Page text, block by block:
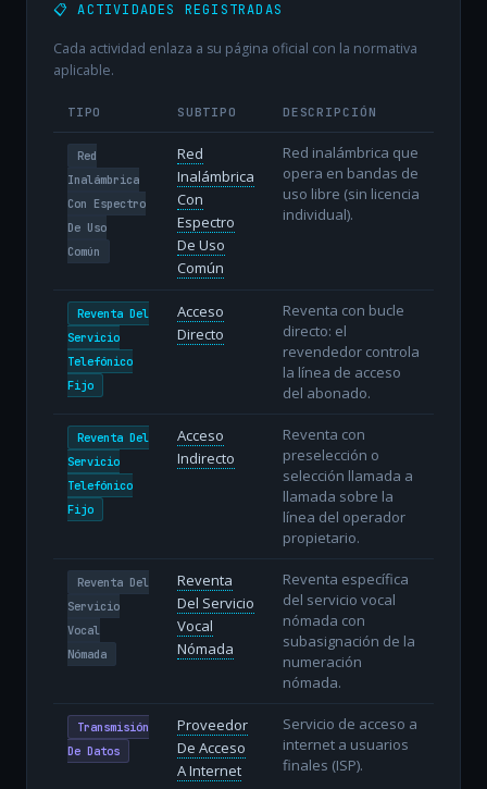
📋 ACTIVIDADES REGISTRADAS
Cada actividad enlaza a su página oficial con la normativa
aplicable.
TIPO SUBTIPO DESCRIPCIÓN
Red
Inalámbrica
Con Espectro
De Uso
Común
Red
Inalámbrica
Con
Espectro
De Uso
Común
Red inalámbrica que
opera en bandas de
uso libre (sin licencia
individual).
Reventa Del
Servicio
Telefónico
Fijo
Acceso
Directo
Reventa con bucle
directo: el
revendedor controla
la línea de acceso
del abonado.
Reventa Del
Servicio
Telefónico
Fijo
Acceso
Indirecto
Reventa con
preselección o
selección llamada a
llamada sobre la
línea del operador
propietario.
Reventa Del
Servicio
Vocal
Nómada
Reventa
Del Servicio
Vocal
Nómada
Reventa específica
del servicio vocal
nómada con
subasignación de la
numeración
nómada.
Transmisión
De Datos
Proveedor
De Acceso
A Internet
Servicio de acceso a
internet a usuarios
finales (ISP).